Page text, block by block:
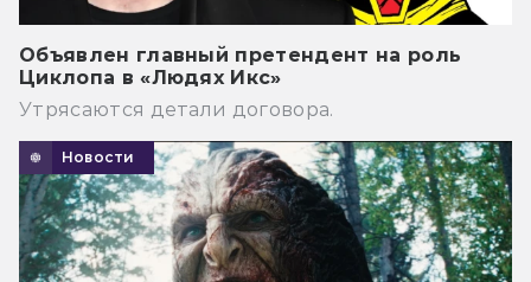
Объявлен главный претендент на роль
Циклопа в «Людях Икс»
Утрясаются детали договора.
Новости